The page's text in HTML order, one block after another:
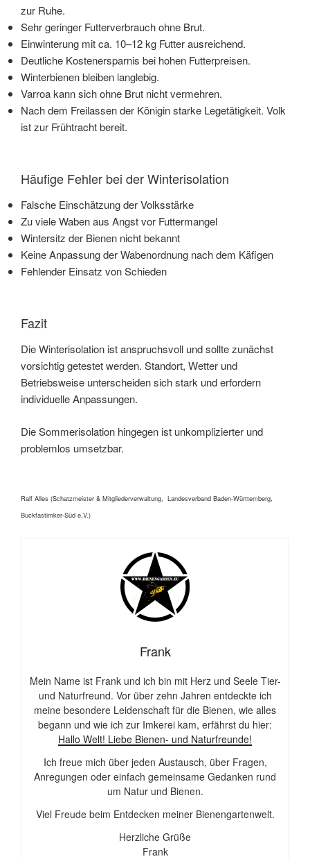
zur Ruhe.
Sehr geringer Futterverbrauch ohne Brut.
Einwinterung mit ca. 10–12 kg Futter ausreichend.
Deutliche Kostenersparnis bei hohen Futterpreisen.
Winterbienen bleiben langlebig.
Varroa kann sich ohne Brut nicht vermehren.
Nach dem Freilassen der Königin starke Legetätigkeit. Volk
ist zur Frühtracht bereit.
Häufige Fehler bei der Winterisolation
Falsche Einschätzung der Volksstärke
Zu viele Waben aus Angst vor Futtermangel
Wintersitz der Bienen nicht bekannt
Keine Anpassung der Wabenordnung nach dem Käfigen
Fehlender Einsatz von Schieden
Fazit
Die Winterisolation ist anspruchsvoll und sollte zunächst
vorsichtig getestet werden. Standort, Wetter und
Betriebsweise unterscheiden sich stark und erfordern
individuelle Anpassungen.
Die Sommerisolation hingegen ist unkomplizierter und
problemlos umsetzbar.
Ralf Alles (Schatzmeister & Mitgliederverwaltung, Landesverband Baden-Württemberg,
Buckfastimker-Süd e.V.)
Frank
Mein Name ist Frank und ich bin mit Herz und Seele Tier-
und Naturfreund. Vor über zehn Jahren entdeckte ich
meine besondere Leidenschaft für die Bienen, wie alles
begann und wie ich zur Imkerei kam, erfährst du hier:
Hallo Welt! Liebe Bienen- und Naturfreunde!
Ich freue mich über jeden Austausch, über Fragen,
Anregungen oder einfach gemeinsame Gedanken rund
um Natur und Bienen.
Viel Freude beim Entdecken meiner Bienengartenwelt.
Herzliche Grüße
Frank